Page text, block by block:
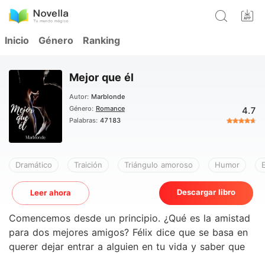
Inicio Género Ranking
Mejor que él
Autor: Marblonde
Género: Romance
Palabras: 47183
4.7
Dramático Traición Triángulo amoroso Humor
Leer ahora Descargar libro
Comencemos desde un principio. ¿Qué es la amistad
para dos mejores amigos? Félix dice que se basa en
querer dejar entrar a alguien en tu vida y saber que